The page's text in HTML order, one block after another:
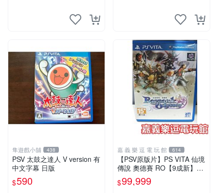
隼遊戲小舖 438
PSV 太鼓之達人 V version 有
中文字幕 日版
$590
嘉 義 樂 逗 電 玩 館 614
【PSV原版片】PS VITA 仙境
傳說 奧德賽 RO【9成新】✪
中古二手✪嘉義樂逗電玩館
$99,999